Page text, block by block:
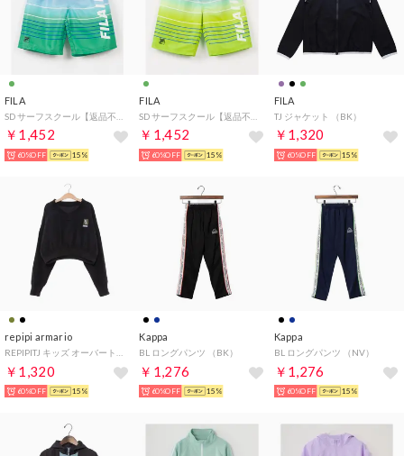
FILA
￥1,452
60%OFF 15%
FILA
￥1,452
60%OFF 15%
FILA
TJ ジャケット （BK）
￥1,320
60%OFF 15%
repipi armario
REPIPITJ キッズ オーバートップス （BK）
￥1,320
60%OFF 15%
Kappa
BL ロングパンツ （BK）
￥1,276
60%OFF 15%
Kappa
BL ロングパンツ （NV）
￥1,276
60%OFF 15%